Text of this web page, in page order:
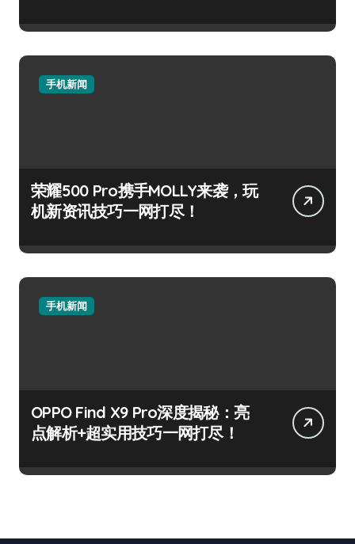
手机新闻
荣耀500 Pro携手MOLLY来袭，玩
机新资讯技巧一网打尽！
手机新闻
OPPO Find X9 Pro深度揭秘：亮
点解析+超实用技巧一网打尽！